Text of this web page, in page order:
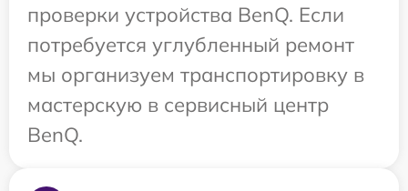
проверки устройства BenQ. Если
потребуется углубленный ремонт
мы организуем транспортировку в
мастерскую в сервисный центр
BenQ.